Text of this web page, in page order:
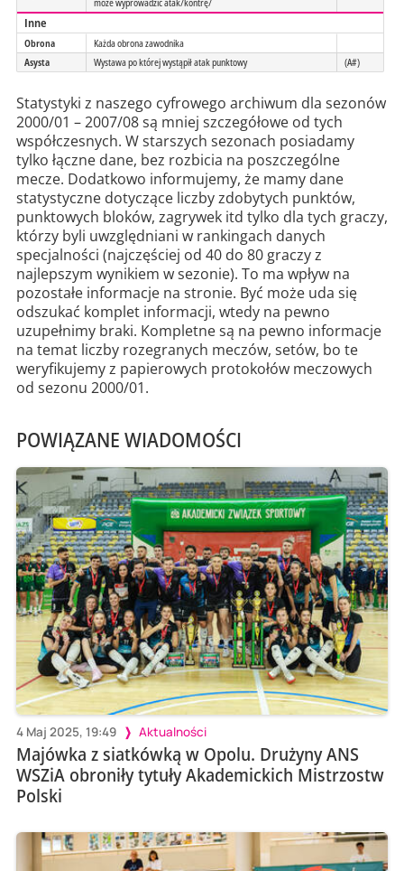
Inne
Obrona
Każda obrona zawodnika
Asysta
Wystawa po której wystąpił atak punktowy (A#)
Statystyki z naszego cyfrowego archiwum dla sezonów
2000/01 – 2007/08 są mniej szczegółowe od tych
współczesnych. W starszych sezonach posiadamy
tylko łączne dane, bez rozbicia na poszczególne
mecze. Dodatkowo informujemy, że mamy dane
statystyczne dotyczące liczby zdobytych punktów,
punktowych bloków, zagrywek itd tylko dla tych graczy,
którzy byli uwzględniani w rankingach danych
specjalności (najczęściej od 40 do 80 graczy z
najlepszym wynikiem w sezonie). To ma wpływ na
pozostałe informacje na stronie. Być może uda się
odszukać komplet informacji, wtedy na pewno
uzupełnimy braki. Kompletne są na pewno informacje
na temat liczby rozegranych meczów, setów, bo te
weryfikujemy z papierowych protokołów meczowych
od sezonu 2000/01.
POWIĄZANE WIADOMOŚCI
4 Maj 2025, 19:49 Aktualności
Majówka z siatkówką w Opolu. Drużyny ANS
WSZiA obroniły tytuły Akademickich Mistrzostw
Polski